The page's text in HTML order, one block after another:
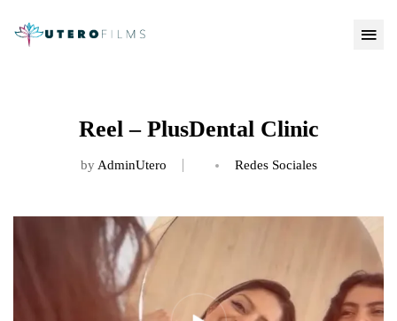
Reel – PlusDental Clinic
byAdminUtero Redes Sociales